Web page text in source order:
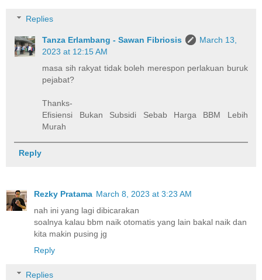
Replies
Tanza Erlambang - Sawan Fibriosis
March 13,
2023 at 12:15 AM
masa sih rakyat tidak boleh merespon perlakuan buruk
pejabat?
Thanks-
Efisiensi Bukan Subsidi Sebab Harga BBM Lebih
Murah
Reply
Rezky Pratama March 8, 2023 at 3:23 AM
nah ini yang lagi dibicarakan
soalnya kalau bbm naik otomatis yang lain bakal naik dan
kita makin pusing jg
Reply
Replies